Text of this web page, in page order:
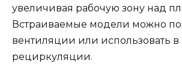
увеличивая рабочую зону над
Встраиваемые модели можно
вентиляции или использовать
рециркуляции.